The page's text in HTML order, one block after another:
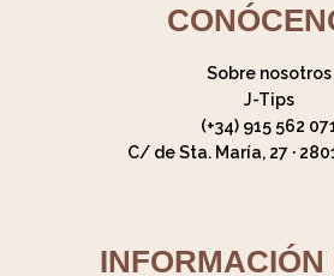
Sobre nosotros
J-Tips
(+34) 915 562
C/ de Sta. María, 27 ·